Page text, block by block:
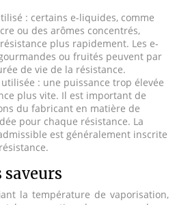
: certains e-liquides, comme
ou des arômes concentrés,
plus rapidement. Les e-
ou fruités peuvent par
de vie de la résistance.
: une puissance trop élevée
plus vite. Il est important de
du fabricant en matière de
pour chaque résistance. La
est généralement inscrite
la température de vaporisation,